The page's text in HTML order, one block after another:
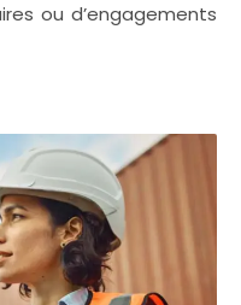
ou d’engagements